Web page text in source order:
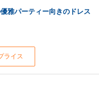
雅パーティー向きのドレス
ライス